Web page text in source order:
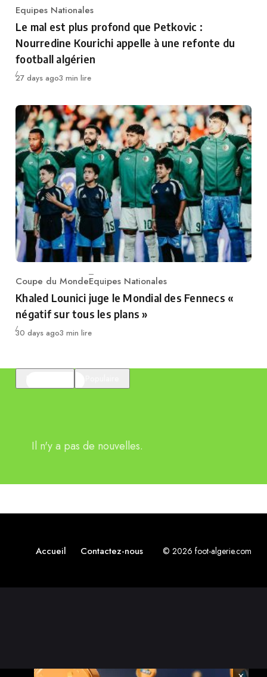
Category
Equipes Nationales
Le mal est plus profond que Petkovic :
Nourredine Kourichi appelle à une refonte du
football algérien
Publié
27 days ago3 min lire
Category
Coupe du MondeEquipes Nationales
Khaled Lounici juge le Mondial des Fennecs «
négatif sur tous les plans »
Publié
30 days ago3 min lire
Il n'y a pas de nouvelles.
Accueil Contactez-nous © 2026 foot-algerie.com